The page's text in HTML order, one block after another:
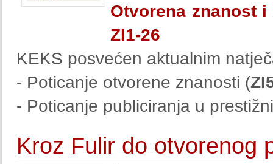
Otvorena znanost
ZI1-26
KEKS posvećen aktualnim
- Poticanje otvorene znanosti (
- Poticanje publiciranja u
Kroz Fulir do otvorenog